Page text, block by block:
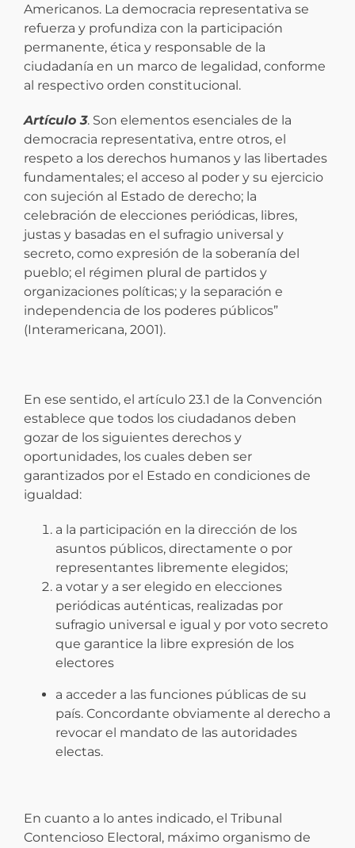
Americanos. La democracia representativa se
refuerza y profundiza con la participación
permanente, ética y responsable de la
ciudadanía en un marco de legalidad, conforme
al respectivo orden constitucional.
Artículo 3. Son elementos esenciales de la
democracia representativa, entre otros, el
respeto a los derechos humanos y las libertades
fundamentales; el acceso al poder y su ejercicio
con sujeción al Estado de derecho; la
celebración de elecciones periódicas, libres,
justas y basadas en el sufragio universal y
secreto, como expresión de la soberanía del
pueblo; el régimen plural de partidos y
organizaciones políticas; y la separación e
independencia de los poderes públicos”
(Interamericana, 2001).
En ese sentido, el artículo 23.1 de la Convención
establece que todos los ciudadanos deben
gozar de los siguientes derechos y
oportunidades, los cuales deben ser
garantizados por el Estado en condiciones de
igualdad:
a la participación en la dirección de los
asuntos públicos, directamente o por
representantes libremente elegidos;
a votar y a ser elegido en elecciones
periódicas auténticas, realizadas por
sufragio universal e igual y por voto secreto
que garantice la libre expresión de los
electores
a acceder a las funciones públicas de su
país. Concordante obviamente al derecho a
revocar el mandato de las autoridades
electas.
En cuanto a lo antes indicado, el Tribunal
Contencioso Electoral, máximo organismo de